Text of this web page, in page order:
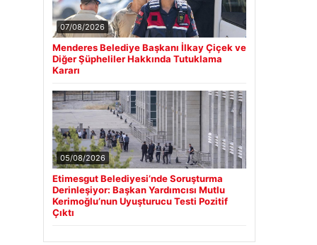
07/08/2026
Menderes Belediye Başkanı İlkay Çiçek ve
Diğer Şüpheliler Hakkında Tutuklama
Kararı
05/08/2026
Etimesgut Belediyesi’nde Soruşturma
Derinleşiyor: Başkan Yardımcısı Mutlu
Kerimoğlu’nun Uyuşturucu Testi Pozitif
Çıktı